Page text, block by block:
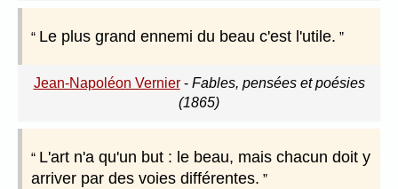
Le plus grand ennemi du beau c'est l'utile.
Jean-Napoléon Vernier- Fables, pensées et poésies
(1865)
L'art n'a qu'un but : le beau, mais chacun doit y
arriver par des voies différentes.